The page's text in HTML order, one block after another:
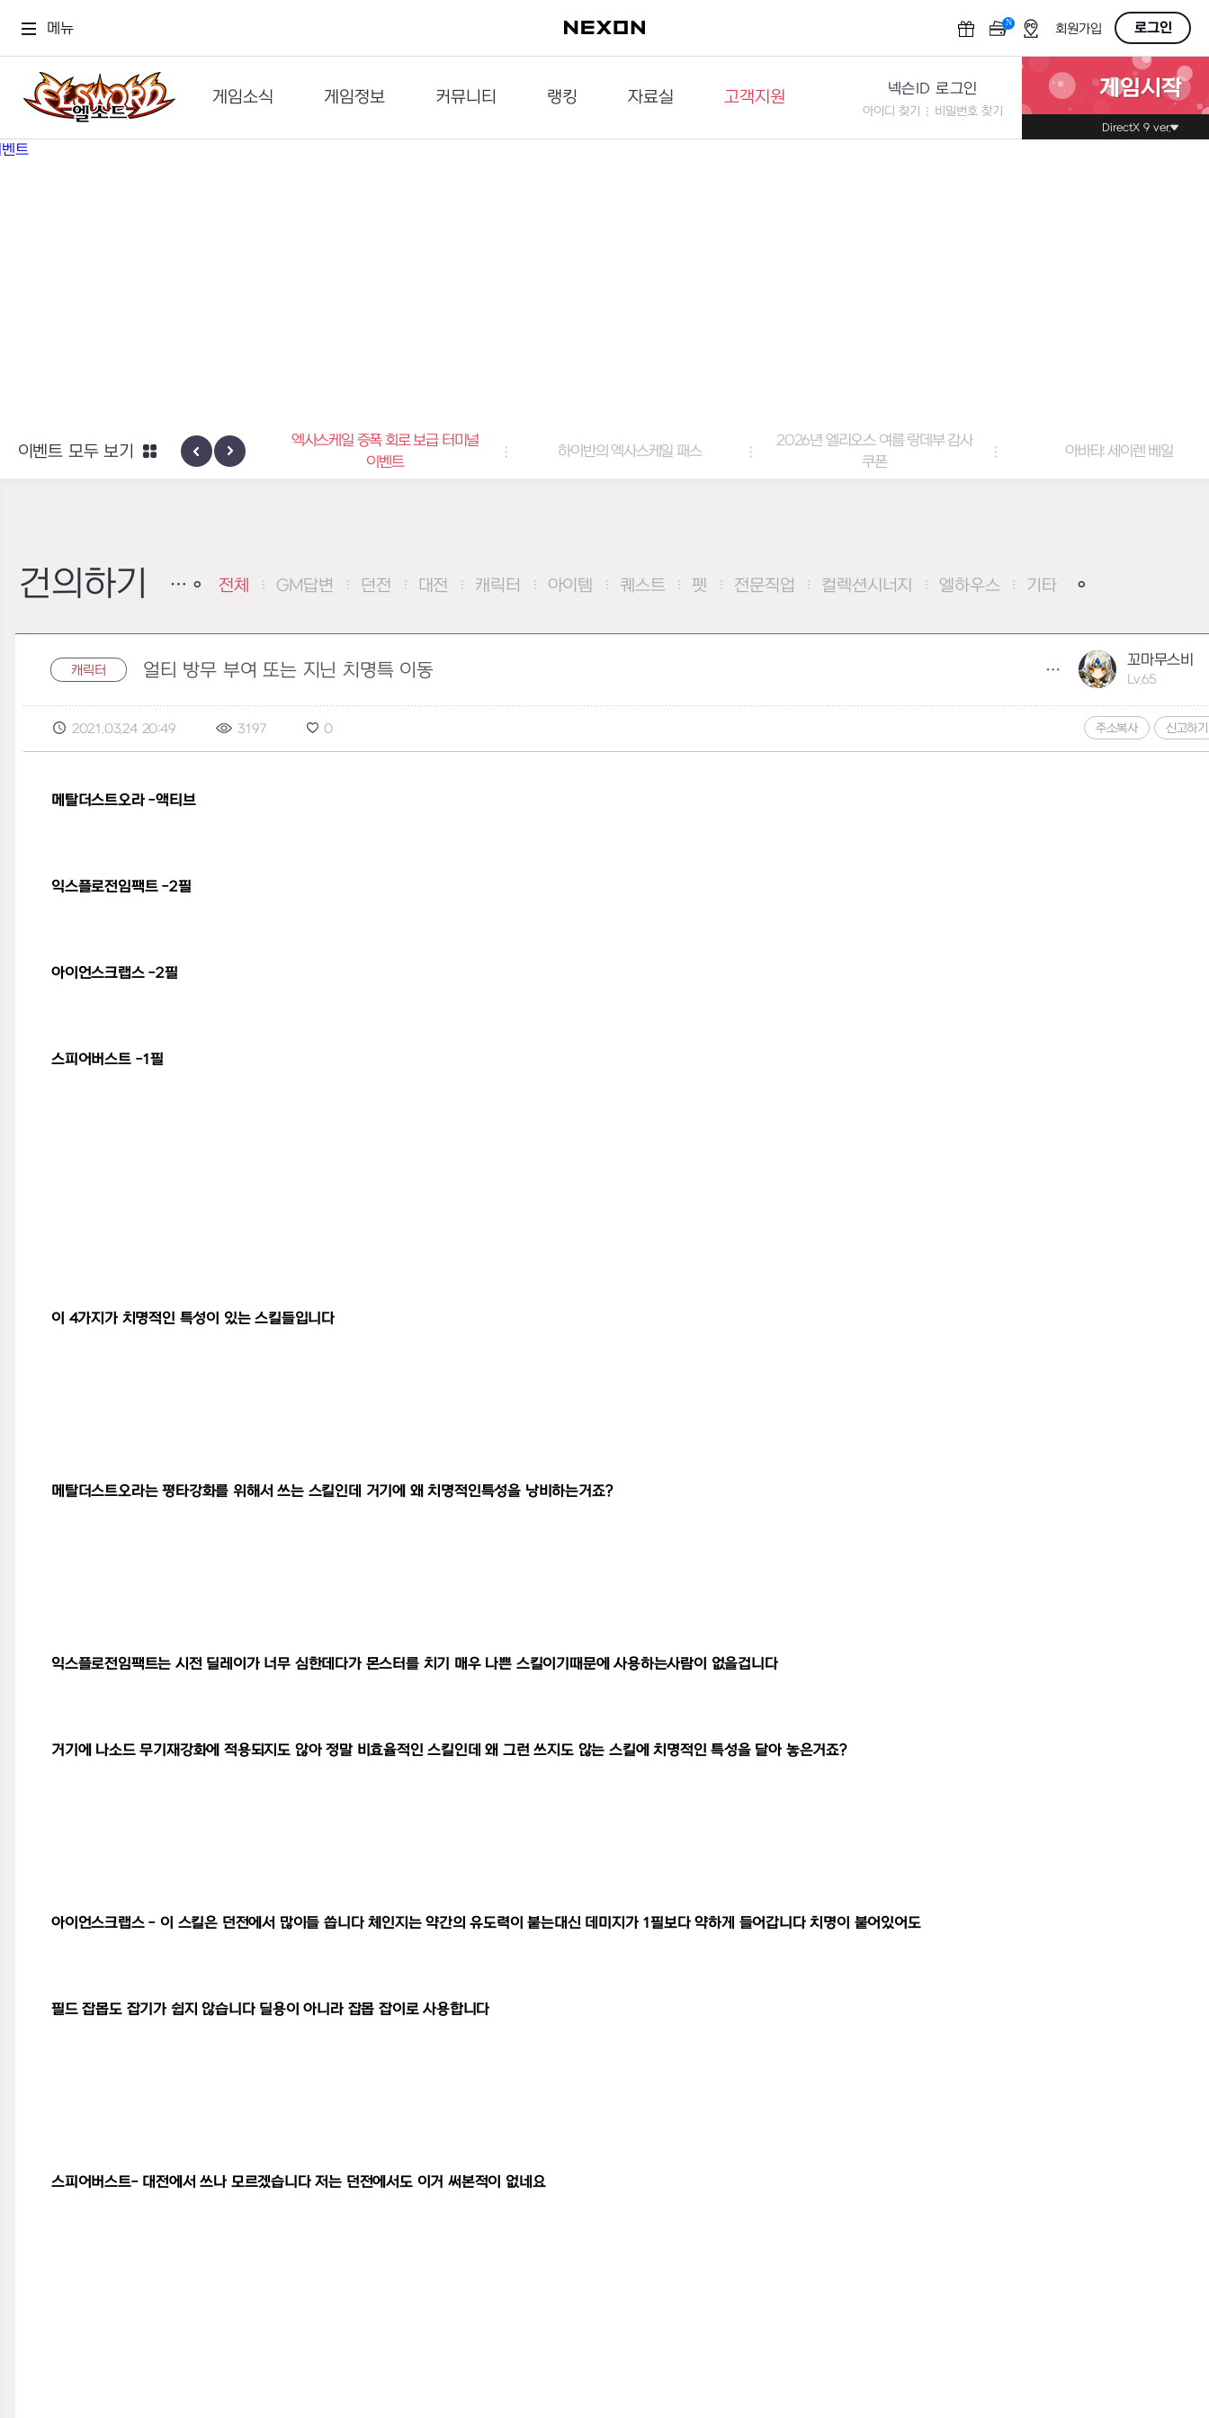
메뉴 N OFF회원가입 로그인
게임소식
공지사항
게임정보
세계관
커뮤니티
이슈게시판
랭킹
던전랭킹
자료실
다운로드
고객지원
문의하기
넥슨ID 로그인
아이디 찾기 비밀번호 찾기
게임시작
DirectX 9 ver.
신규 지역 네블론
엑사스케일 증폭 회로 보급 터미널
하이반의 엑사스케일 패스
2026년 엘리오스 여름 랑데부 감사
아바타: 세이렌 베일
이벤트 모두 보기
건의하기 전체 GM답변 던전 대전 캐릭터 아이템 퀘스트 펫 전문직업 컬렉션시너지 엘하우스 기타
캐릭터 얼티 방무 부여 또는 지닌 치명특 이동 꼬마무스비
Lv.65
2021.03.24 20:49 3197 0 주소복사 신고하기
메탈더스트오라 -액티브
익스플로전임팩트 -2필
아이언스크랩스 -2필
스피어버스트 -1필
이 4가지가 치명적인 특성이 있는 스킬들입니다
메탈더스트오라는 평타강화를 위해서 쓰는 스킬인데 거기에 왜 치명적인특성을 낭비하는거죠?
익스플로전임팩트는 시전 딜레이가 너무 심한데다가 몬스터를 치기 매우 나쁜 스킬이기때문에 사용하는사람이 없을겁니다
거기에 나소드 무기재강화에 적용되지도 않아 정말 비효율적인 스킬인데 왜 그런 쓰지도 않는 스킬에 치명적인 특성을 달아 놓은거죠?
아이언스크랩스 - 이 스킬은 던전에서 많이들 씁니다 체인지는 약간의 유도력이 붙는대신 데미지가 1필보다 약하게 들어갑니다 치명이 붙어있어도
필드 잡몹도 잡기가 쉽지 않습니다 딜용이 아니라 잡몹 잡이로 사용합니다
스피어버스트- 대전에서 쓰나 모르겠습니다 저는 던전에서도 이거 써본적이 없네요